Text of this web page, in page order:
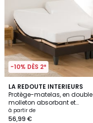
-10% DÈS 2*
LA REDOUTE INTERIEURS
Protège-matelas, en double
molleton absorbant et
antiacarien, hauteur maxi 20
cm
à partir de
56,99 €
4,3
/ 5